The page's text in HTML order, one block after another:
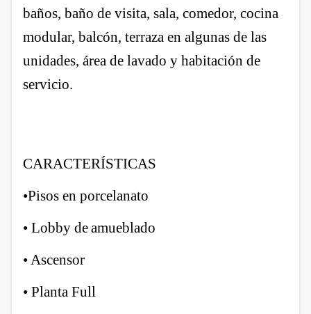
baños, baño de visita, sala, comedor, cocina
modular, balcón, terraza en algunas de las
unidades, área de lavado y habitación de
servicio.
CARACTERÍSTICAS
•Pisos en porcelanato
• Lobby deamueblado
• Ascensor
• Planta Full